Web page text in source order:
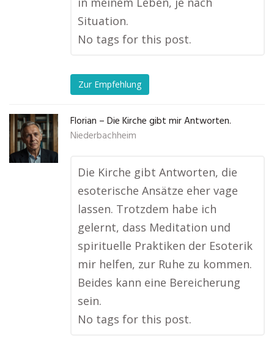
Situation.
No tags for this post.
Zur Empfehlung
Florian – Die Kirche gibt mir Antworten.
Niederbachheim
Die Kirche gibt Antworten, die
esoterische Ansätze eher vage
lassen. Trotzdem habe ich
gelernt, dass Meditation und
spirituelle Praktiken der Esoterik
mir helfen, zur Ruhe zu kommen.
Beides kann eine Bereicherung
sein.
No tags for this post.